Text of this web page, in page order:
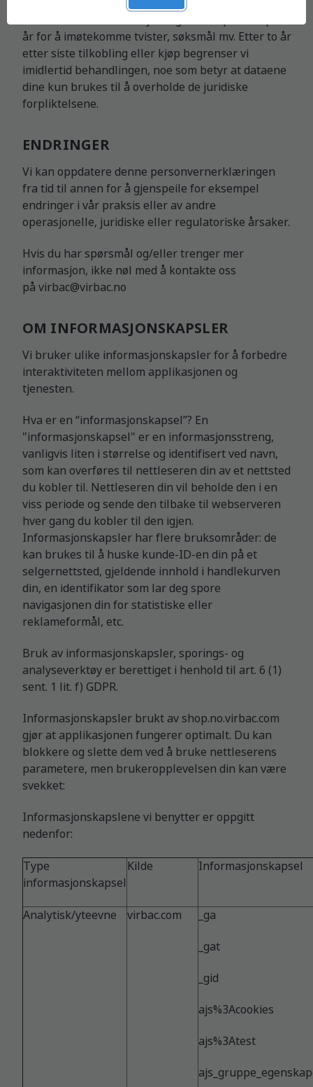
til kommersielle og skattemessige forskrifter.
år for å imøtekomme tvister, søksmål mv. Etter to år
etter siste tilkobling eller kjøp begrenser vi
imidlertid behandlingen, noe som betyr at dataene
dine kun brukes til å overholde de juridiske
forpliktelsene.
ENDRINGER
Vi kan oppdatere denne personvernerklæringen
fra tid til annen for å gjenspeile for eksempel
endringer i vår praksis eller av andre
operasjonelle, juridiske eller regulatoriske årsaker.
Hvis du har spørsmål og/eller trenger mer
informasjon, ikke nøl med å kontakte oss
på virbac@virbac.no
OM INFORMASJONSKAPSLER
Vi bruker ulike informasjonskapsler for å forbedre
interaktiviteten mellom applikasjonen og
tjenesten.
Hva er en “informasjonskapsel”? En
"informasjonskapsel" er en informasjonsstreng,
vanligvis liten i størrelse og identifisert ved navn,
som kan overføres til nettleseren din av et nettsted
du kobler til. Nettleseren din vil beholde den i en
viss periode og sende den tilbake til webserveren
hver gang du kobler til den igjen.
Informasjonskapsler har flere bruksområder: de
kan brukes til å huske kunde-ID-en din på et
selgernettsted, gjeldende innhold i handlekurven
din, en identifikator som lar deg spore
navigasjonen din for statistiske eller
reklameformål, etc.
Bruk av informasjonskapsler, sporings- og
analyseverktøy er berettiget i henhold til art. 6 (1)
sent. 1 lit. f) GDPR.
Informasjonskapsler brukt av shop.no.virbac.com
gjør at applikasjonen fungerer optimalt. Du kan
blokkere og slette dem ved å bruke nettleserens
parametere, men brukeropplevelsen din kan være
svekket:
Informasjonskapslene vi benytter er oppgitt
nedenfor:
Type
informasjonskapsel
Kilde Informasjonskapsel
Analytisk/yteevne virbac.com
_ga
_gat
_gid
ajs%3Acookies
ajs%3Atest